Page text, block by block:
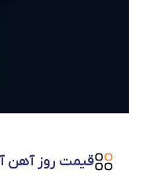
قیمت روز آهن